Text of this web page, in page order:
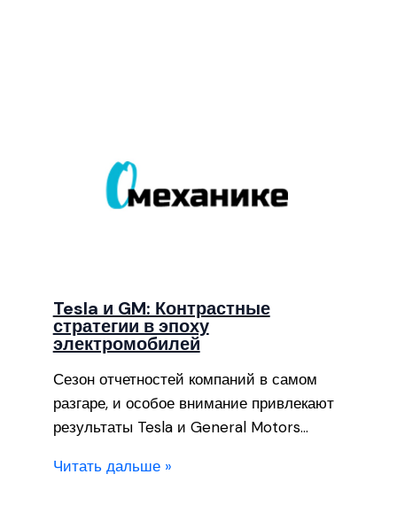
Tesla и GM: Контрастные
стратегии в эпоху
электромобилей
Сезон отчетностей компаний в самом
разгаре, и особое внимание привлекают
результаты Tesla и General Motors…
Читать дальше »